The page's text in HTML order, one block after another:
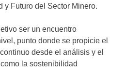
y Futuro del Sector Minero.
ser un encuentro
punto donde se propicie el
desde el análisis y el
la sostenibilidad